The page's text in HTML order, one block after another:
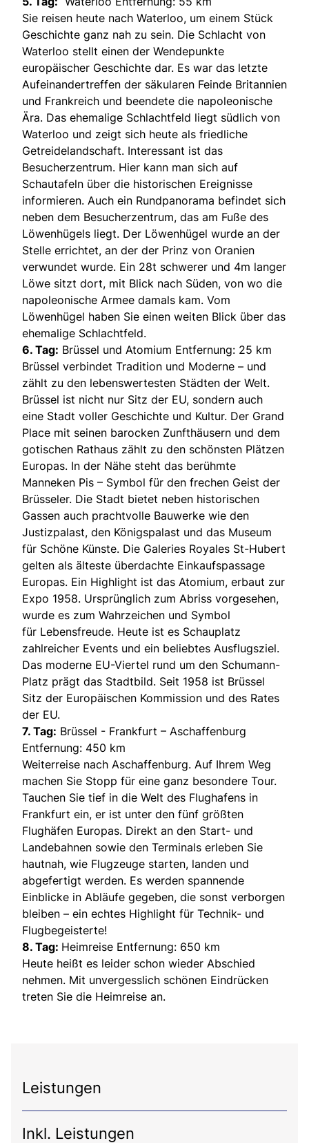
Sie reisen heute nach Waterloo, um einem Stück
Geschichte ganz nah zu sein. Die Schlacht von
Waterloo stellt einen der Wendepunkte
europäischer Geschichte dar. Es war das letzte
Aufeinandertreffen der säkularen Feinde Britannien
und Frankreich und beendete die napoleonische
Ära. Das ehemalige Schlachtfeld liegt südlich von
Waterloo und zeigt sich heute als friedliche
Getreidelandschaft. Interessant ist das
Besucherzentrum. Hier kann man sich auf
Schautafeln über die historischen Ereignisse
informieren. Auch ein Rundpanorama befindet sich
neben dem Besucherzentrum, das am Fuße des
Löwenhügels liegt. Der Löwenhügel wurde an der
Stelle errichtet, an der der Prinz von Oranien
verwundet wurde. Ein 28t schwerer und 4m langer
Löwe sitzt dort, mit Blick nach Süden, von wo die
napoleonische Armee damals kam. Vom
Löwenhügel haben Sie einen weiten Blick über das
ehemalige Schlachtfeld.
6. Tag: Brüssel und Atomium Entfernung: 25 km
Brüssel verbindet Tradition und Moderne – und
zählt zu den lebenswertesten Städten der Welt.
Brüssel ist nicht nur Sitz der EU, sondern auch
eine Stadt voller Geschichte und Kultur. Der Grand
Place mit seinen barocken Zunfthäusern und dem
gotischen Rathaus zählt zu den schönsten Plätzen
Europas. In der Nähe steht das berühmte
Manneken Pis – Symbol für den frechen Geist der
Brüsseler. Die Stadt bietet neben historischen
Gassen auch prachtvolle Bauwerke wie den
Justizpalast, den Königspalast und das Museum
für Schöne Künste. Die Galeries Royales St-Hubert
gelten als älteste überdachte Einkaufspassage
Europas. Ein Highlight ist das Atomium, erbaut zur
Expo 1958. Ursprünglich zum Abriss vorgesehen,
wurde es zum Wahrzeichen und Symbol
für Lebensfreude. Heute ist es Schauplatz
zahlreicher Events und ein beliebtes Ausflugsziel.
Das moderne EU-Viertel rund um den Schumann-
Platz prägt das Stadtbild. Seit 1958 ist Brüssel
Sitz der Europäischen Kommission und des Rates
der EU.
7. Tag: Brüssel - Frankfurt – Aschaffenburg
Entfernung: 450 km
Weiterreise nach Aschaffenburg. Auf Ihrem Weg
machen Sie Stopp für eine ganz besondere Tour.
Tauchen Sie tief in die Welt des Flughafens in
Frankfurt ein, er ist unter den fünf größten
Flughäfen Europas. Direkt an den Start- und
Landebahnen sowie den Terminals erleben Sie
hautnah, wie Flugzeuge starten, landen und
abgefertigt werden. Es werden spannende
Einblicke in Abläufe gegeben, die sonst verborgen
bleiben – ein echtes Highlight für Technik- und
Flugbegeisterte!
8. Tag: Heimreise Entfernung: 650 km
Heute heißt es leider schon wieder Abschied
nehmen. Mit unvergesslich schönen Eindrücken
treten Sie die Heimreise an.
Leistungen
Inkl. Leistungen